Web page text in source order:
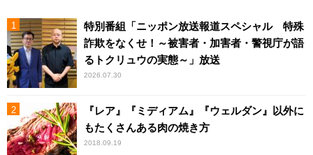
特別番組「ニッポン放送報道スペシャル 特殊
詐欺をなくせ！～被害者・加害者・警視庁が語
るトクリュウの実態～」放送
2026.07.30
『レア』『ミディアム』『ウェルダン』以外に
もたくさんある肉の焼き方
2018.09.19